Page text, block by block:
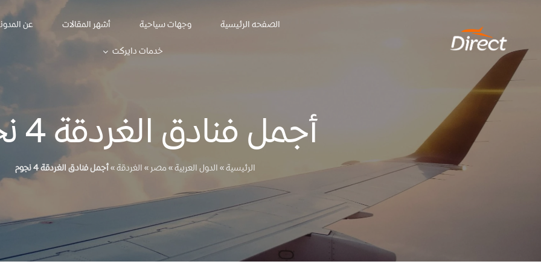
content
الصفحه الرئيسية وجهات سياحية أشهر المقالات
عن
خدمات دايركت
أجمل فنادق الغردقة 4 نجوم
الرئيسية»الدول العربية»مصر»الغردقة»أجمل فنادق الغردقة 4 نجوم